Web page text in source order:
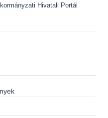
Hivatali Portál